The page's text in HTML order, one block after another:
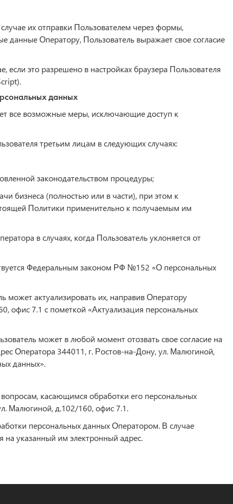
их отправки Пользователем через формы,
данные Оператору, Пользователь выражает свое согласие
это разрешено в настройках браузера Пользователя
данных
все возможные меры, исключающие доступ к
третьим лицам в следующих случаях:
законодательством процедуры;
бизнеса (полностью или в части), при этом к
Политики применительно к получаемым им
в случаях, когда Пользователь уклоняется от
Федеральным законом РФ №152 «О персональных
может актуализировать их, направив Оператору
офис 7.1 с пометкой «Актуализация персональных
может в любой момент отозвать свое согласие на
Оператора 344011, г. Ростов-на-Дону, ул. Малюгиной,
данных».
касающимся обработки его персональных
Малюгиной, д.102/160, офис 7.1.
персональных данных Оператором. В случае
указанный им электронный адрес.